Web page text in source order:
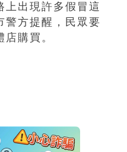
上出現許多假冒這
警方提醒，民眾要
購買。